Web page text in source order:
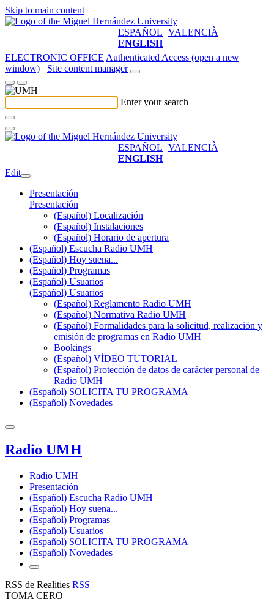
Skip to main content
ESPAÑOL VALENCIÀ
ENGLISH
ELECTRONIC OFFICE Authenticated Access (open a new
window)
Site content manager
Enter your search
ESPAÑOL VALENCIÀ
ENGLISH
Edit
Presentación
Presentación
(Español) Localización
(Español) Instalaciones
(Español) Horario de apertura
(Español) Escucha Radio UMH
(Español) Hoy suena...
(Español) Programas
(Español) Usuarios
(Español) Usuarios
(Español) Reglamento Radio UMH
(Español) Normativa Radio UMH
(Español) Formalidades para la solicitud, realización y
emisión de programas en Radio UMH
Bookings
(Español) VÍDEO TUTORIAL
(Español) Protección de datos de carácter personal de
Radio UMH
(Español) SOLICITA TU PROGRAMA
(Español) Novedades
Radio UMH
Radio UMH
Presentación
(Español) Escucha Radio UMH
(Español) Hoy suena...
(Español) Programas
(Español) Usuarios
(Español) SOLICITA TU PROGRAMA
(Español) Novedades
RSS de Realities RSS
TOMA CERO